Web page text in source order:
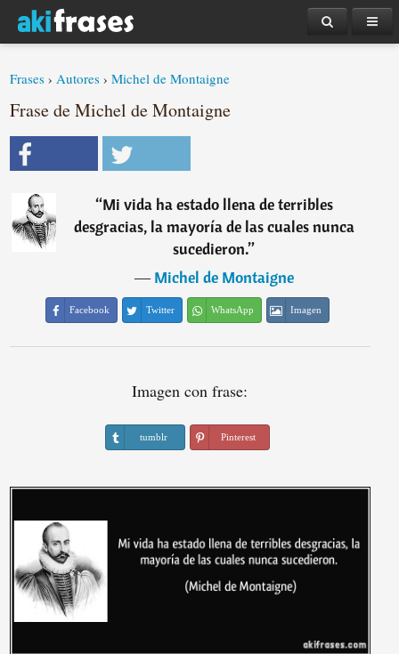
Frases ›Autores ›Michel de Montaigne
Frase de Michel de Montaigne
“Mi vida ha estado llena de terribles
desgracias, la mayoría de las cuales nunca
sucedieron.”
―Michel de Montaigne
Facebook Twitter WhatsApp Imagen
Imagen con frase:
tumblr Pinterest